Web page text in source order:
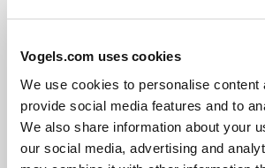
Vogels.com uses cookies
We use cookies to personalise content
provide social media features and to
We also share information about your
our social media, advertising and
Lochmuster (VESA)
50 mm x
x 75 mm,
mm